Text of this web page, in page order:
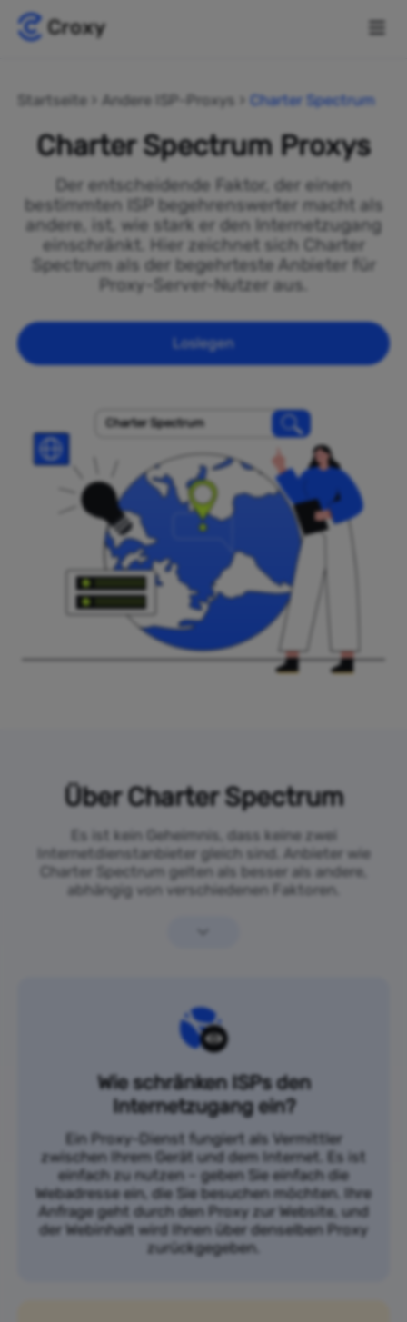
Startseite Andere ISP-Proxys Charter Spectrum
Charter Spectrum Proxys
Der entscheidende Faktor, der einen
bestimmten ISP begehrenswerter macht als
andere, ist, wie stark er den Internetzugang
einschränkt. Hier zeichnet sich Charter
Spectrum als der begehrteste Anbieter für
Proxy-Server-Nutzer aus.
Loslegen
Charter Spectrum
Über Charter Spectrum
Es ist kein Geheimnis, dass keine zwei
Internetdienstanbieter gleich sind. Anbieter wie
Charter Spectrum gelten als besser als andere,
abhängig von verschiedenen Faktoren.
Wie schränken ISPs den
Internetzugang ein?
Ein Proxy-Dienst fungiert als Vermittler
zwischen Ihrem Gerät und dem Internet. Es ist
einfach zu nutzen – geben Sie einfach die
Webadresse ein, die Sie besuchen möchten. Ihre
Anfrage geht durch den Proxy zur Website, und
der Webinhalt wird Ihnen über denselben Proxy
zurückgegeben.